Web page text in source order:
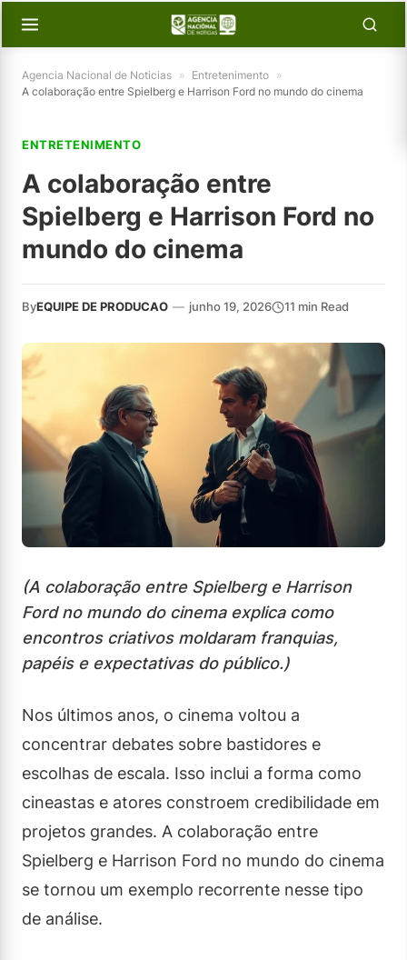
Agencia Nacional de Noticias » Entretenimento »
A colaboração entre Spielberg e Harrison Ford no mundo do cinema
ENTRETENIMENTO
A colaboração entre
Spielberg e Harrison Ford no
mundo do cinema
ByEQUIPE DE PRODUCAO — junho 19, 2026 11 min Read
(A colaboração entre Spielberg e Harrison
Ford no mundo do cinema explica como
encontros criativos moldaram franquias,
papéis e expectativas do público.)
Nos últimos anos, o cinema voltou a
concentrar debates sobre bastidores e
escolhas de escala. Isso inclui a forma como
cineastas e atores constroem credibilidade em
projetos grandes. A colaboração entre
Spielberg e Harrison Ford no mundo do cinema
se tornou um exemplo recorrente nesse tipo
de análise.